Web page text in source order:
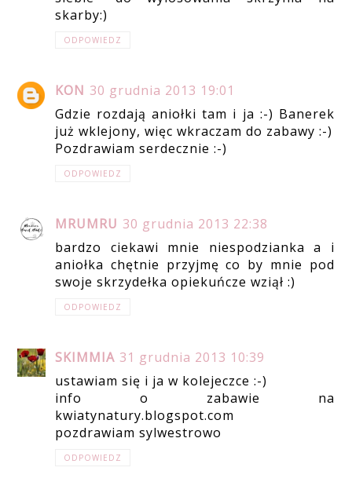
skarby:)
ODPOWIEDZ
KON 30 grudnia 2013 19:01
Gdzie rozdają aniołki tam i ja :-) Banerek
już wklejony, więc wkraczam do zabawy :-)
Pozdrawiam serdecznie :-)
ODPOWIEDZ
MRUMRU 30 grudnia 2013 22:38
bardzo ciekawi mnie niespodzianka a i
aniołka chętnie przyjmę co by mnie pod
swoje skrzydełka opiekuńcze wziął :)
ODPOWIEDZ
SKIMMIA 31 grudnia 2013 10:39
ustawiam się i ja w kolejeczce :-)
info o zabawie na
kwiatynatury.blogspot.com
pozdrawiam sylwestrowo
ODPOWIEDZ